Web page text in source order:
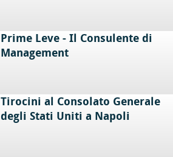
Prime Leve - Il Consulente di
Management
Tirocini al Consolato Generale
degli Stati Uniti a Napoli